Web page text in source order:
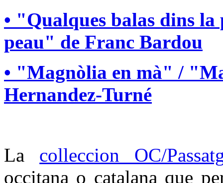
• "Qualques balas dins
peau" de Franc Bardou
• "Magnòlia en mà" /
Hernandez-Turné
La colleccion OC/
occitana o catalana que